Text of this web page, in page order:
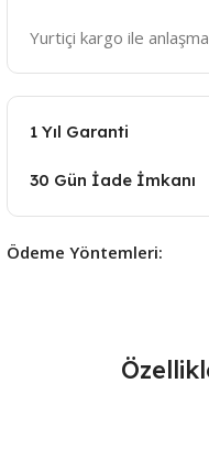
Yurtiçi kargo ile
1 Yıl Garanti
30 Gün İade İmkanı
Ödeme Yöntemleri: